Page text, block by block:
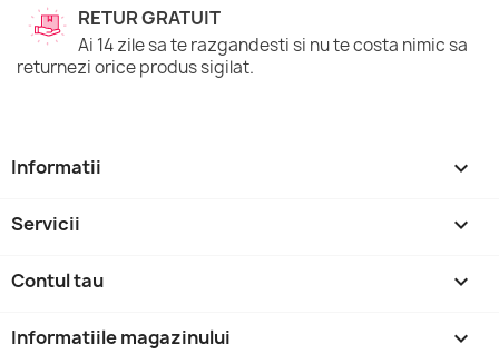
RETUR GRATUIT
Ai 14 zile sa te razgandesti si nu te costa nimic sa
returnezi orice produs sigilat.
Informatii 
Servicii 
Contul tau 
Informatiile magazinului keyboard_arrow_down